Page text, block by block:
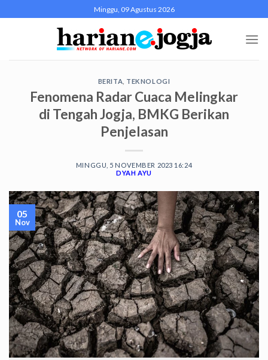
to
Minggu, 09 Agustus 2026
BERITA TEKNOLOGI
Fenomena Radar Cuaca Melingkar
di Tengah Jogja, BMKG Berikan
Penjelasan
MINGGU, 5 NOVEMBER 2023 16:24
DYAH AYU
05
Nov